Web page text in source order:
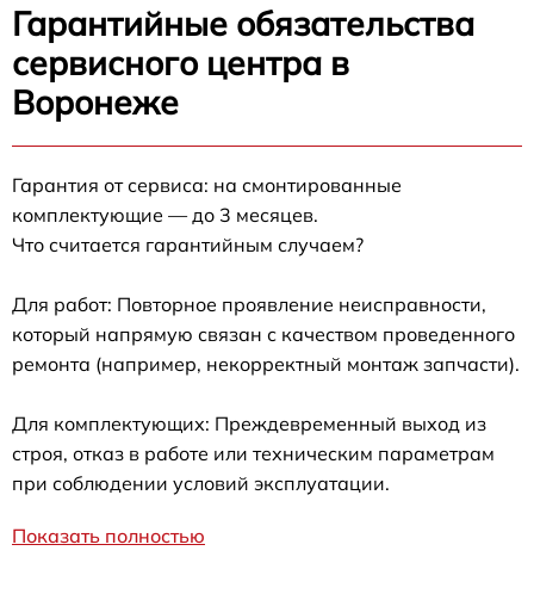
Гарантийные обязательства
сервисного центра в
Воронеже
Гарантия от сервиса: на смонтированные
комплектующие — до 3 месяцев.
Что считается гарантийным случаем?
Для работ: Повторное проявление неисправности,
который напрямую связан с качеством проведенного
ремонта (например, некорректный монтаж запчасти).
Для комплектующих: Преждевременный выход из
строя, отказ в работе или техническим параметрам
при соблюдении условий эксплуатации.
Показать полностью